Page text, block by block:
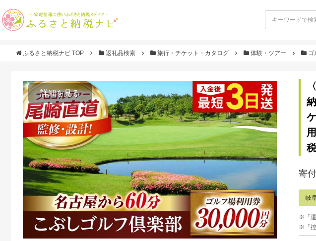
ふるさと納税ナビ TOP 返礼品検索 旅行・チケット・カタログ 体験・ツアー ゴ
詳細を見る
寄
岐
※「還
※「控